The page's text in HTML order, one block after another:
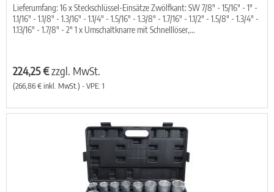
Lieferumfang: 16 x Steckschlüssel-Einsätze Zwölfkant: SW 7/8" - 15/16" - 1" -
1.1/16" - 1.1/8" - 1.3/16" - 1.1/4" - 1.5/16" - 1.3/8" - 1.7/16" - 1.1/2" - 1.5/8" - 1.3/4" -
1.13/16" - 1.7/8" - 2" 1 x Umschaltknarre mit Schnelllöser,...
224,25 €zzgl. MwSt.
(266,86 € inkl. MwSt.) - VPE: 1